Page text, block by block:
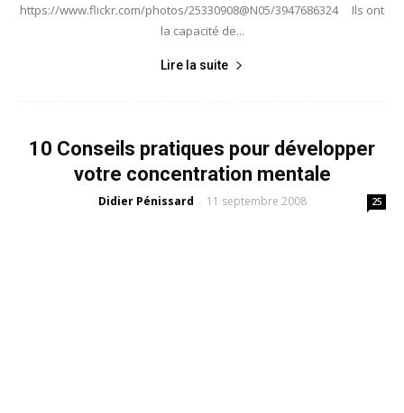
https://www.flickr.com/photos/25330908@N05/3947686324 Ils ont
la capacité de...
Lire la suite
10 Conseils pratiques pour développer
votre concentration mentale
Didier Pénissard - 11 septembre 2008 25